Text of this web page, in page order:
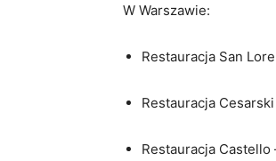
W Warszawie:
Restauracja San
Restauracja
Restauracja